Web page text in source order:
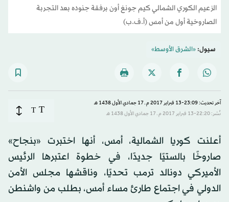
الزعيم الكوري الشمالي كيم جونغ أون برفقة جنوده بعد التجربة
الصاروخية أول من أمس (أ.ف.ب)
سيول:«الشرق الأوسط»
آخر تحديث: 23:09-13 فبراير 2017 م ـ 17 جمادي الأول 1438 هـ
نُشر: 22:20-13 فبراير 2017 م ـ 17 جمادي الأول 1438 هـ
T
T
أعلنت كوريا الشمالية، أمس، أنها اختبرت «بنجاح»
صاروخًا بالستيًا جديدًا، في خطوة اعتبرها الرئيس
الأميركي دونالد ترمب تحديًا، وناقشها مجلس الأمن
الدولي في اجتماع طارئ مساء أمس، بطلب من واشنطن